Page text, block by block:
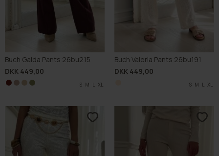
Buch Gaida Pants 26bu215
DKK 449,00
S M L XL
S M L XL
S M L XL
S M L XL
Buch Valeria Pants 26bu191
DKK 449,00
S M L XL